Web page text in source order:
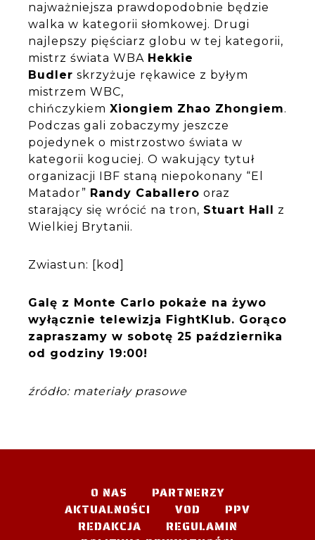
najważniejsza prawdopodobnie będzie
walka w kategorii słomkowej. Drugi
najlepszy pięściarz globu w tej kategorii,
mistrz świata WBA Hekkie
Budler skrzyżuje rękawice z byłym
mistrzem WBC,
chińczykiem Xiongiem Zhao Zhongiem.
Podczas gali zobaczymy jeszcze
pojedynek o mistrzostwo świata w
kategorii koguciej. O wakujący tytuł
organizacji IBF staną niepokonany “El
Matador” Randy Caballero oraz
starający się wrócić na tron, Stuart Hall z
Wielkiej Brytanii.
Zwiastun: [kod]
Galę z Monte Carlo pokaże na żywo
wyłącznie telewizja FightKlub. Gorąco
zapraszamy w sobotę 25 października
od godziny 19:00!
źródło: materiały prasowe
O NAS
PARTNERZY
AKTUALNOŚCI
VOD
PPV
REDAKCJA
REGULAMIN